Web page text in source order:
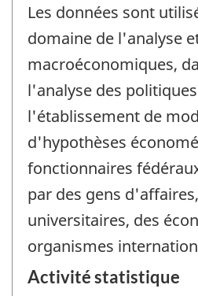
Les données sont
domaine de l'analyse
macroéconomiques,
l'analyse des
l'établissement de
d'hypothèses
fonctionnaires
par des gens
universitaires, des
organismes
Activité statistique